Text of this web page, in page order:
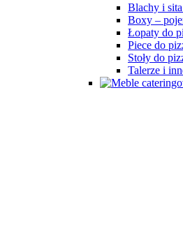
Blachy i
Boxy –
Łopaty do
Piece do
Stoły do
Talerze i